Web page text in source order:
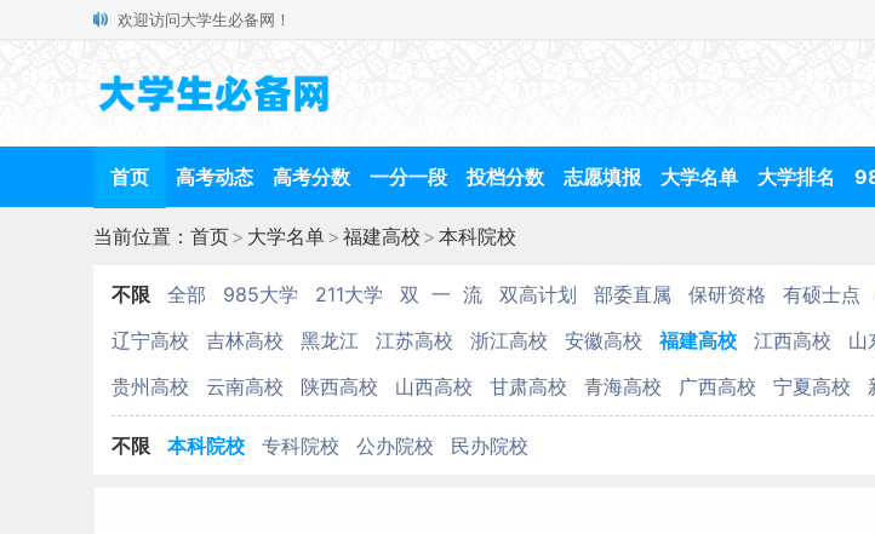
欢迎访问大学生必备网！
首页 高考动态 高考分数 一分一段 投档分数 志愿填报 大学名单 大学排名
当前位置： 首页> 大学名单> 福建高校 > 本科院校
不限 全部 985大学 211大学 双 一 流 双高计划 部委直属 保研资格 有硕士点
辽宁高校
吉林高校 黑龙江 江苏高校 浙江高校 安徽高校 福建高校 江西高校 山
贵州高校
云南高校 陕西高校 山西高校 甘肃高校 青海高校 广西高校 宁夏高校
不限 本科院校 专科院校 公办院校 民办院校